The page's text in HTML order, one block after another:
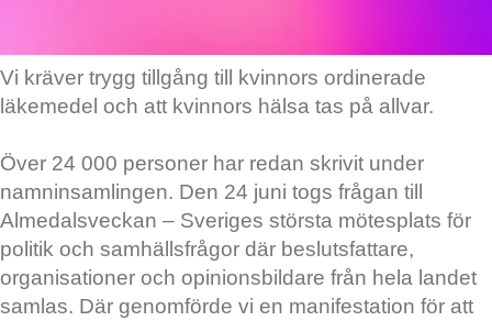
Vi kräver trygg tillgång till kvinnors ordinerade
läkemedel och att kvinnors hälsa tas på allvar.
Över 24 000 personer har redan skrivit under
namninsamlingen. Den 24 juni togs frågan till
Almedalsveckan – Sveriges största mötesplats för
politik och samhällsfrågor där beslutsfattare,
organisationer och opinionsbildare från hela landet
samlas. Där genomförde vi en manifestation för att